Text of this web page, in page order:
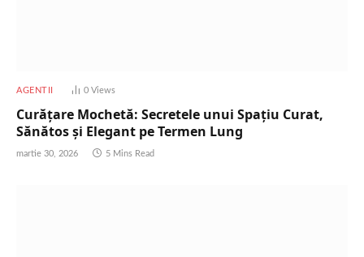
AGENTII 0 Views
Curățare Mochetă: Secretele unui Spațiu Curat,
Sănătos și Elegant pe Termen Lung
martie 30, 2026 5 Mins Read